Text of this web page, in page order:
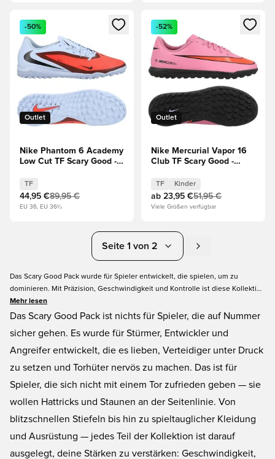
Öffnet ein neues Fenster zum Anmelden oder Registrieren
Outlet
-50%
Nike Phantom 6 Academy
Low Cut TF Scary Good -
TF
44,95 €89,95 €
EU 36, EU 36½
Öffnet ein neues Fenster
Outlet
-52%
Nike Mercurial Vapor 16
Club TF Scary Good -
Flamingo/Schwarz/Total
Crimson Kinder
TF Kinder
ab 23,95 €51,95 €
Viele Größen verfügbar
Seite 1 von 2
Das Scary Good Pack wurde für Spieler entwickelt, die spielen, um zu
dominieren. Mit Präzision, Geschwindigkeit und Kontrolle ist diese Kollektion
für Angreifer gemacht, die Verteidigern und Torhütern gleichermaßen das
Fürchten lehren. Von den Schuhen bis zur Ausrüstung ist jedes Teil darauf
dieses Pack ist beängstigend gut.
Mehr lesen
Das Scary Good Pack ist nichts für Spieler, die auf Nummer
sicher gehen. Es wurde für Stürmer, Entwickler und
Angreifer entwickelt, die es lieben, Verteidiger unter Druck
zu setzen und Torhüter nervös zu machen. Das ist für
Spieler, die sich nicht mit einem Tor zufrieden geben — sie
wollen Hattricks und Staunen an der Seitenlinie. Von
blitzschnellen Stiefeln bis hin zu spieltauglicher Kleidung
und Ausrüstung — jedes Teil der Kollektion ist darauf
ausgelegt, deine Stärken zu verstärken: Geschwindigkeit,